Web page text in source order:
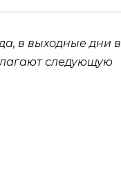
в выходные дни в
следующую